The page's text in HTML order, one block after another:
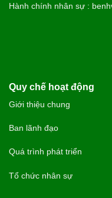
Hành chính nhân sự :
Quy chế hoạt động
Giới thiệu chung
Ban lãnh đạo
Quá trình phát triển
Tổ chức nhân sự